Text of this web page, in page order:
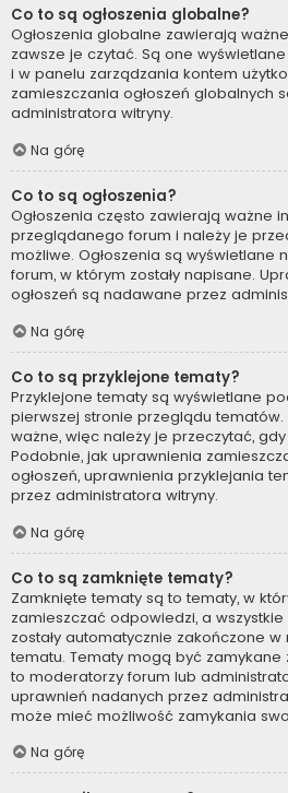
Co to są ogłoszenia globalne?
Ogłoszenia globalne zawierają
zawsze je czytać. Są one
i w panelu zarządzania kontem
zamieszczania ogłoszeń globalnych
administratora witryny.
Na górę
Co to są ogłoszenia?
Ogłoszenia często zawierają ważne
przeglądanego forum i należy je
możliwe. Ogłoszenia są wyświetlane
forum, w którym zostały napisane.
ogłoszeń są nadawane przez
Na górę
Co to są przyklejone tematy?
Przyklejone tematy są wyświetlane
pierwszej stronie przeglądu
ważne, więc należy je przeczytać,
Podobnie, jak uprawnienia
ogłoszeń, uprawnienia przyklejania
przez administratora witryny.
Na górę
Co to są zamknięte tematy?
Zamknięte tematy są to tematy, w
zamieszczać odpowiedzi, a
zostały automatycznie zakończone
tematu. Tematy mogą być
to moderatorzy forum lub
uprawnień nadanych przez
może mieć możliwość zamykania
Na górę